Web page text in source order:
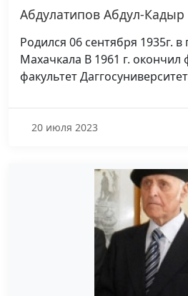
Абдулатипов Абдул-
Родился 06 сентября 1935г. в
Махачкала В 1961 г. окончил
факультет
20 июля 2023